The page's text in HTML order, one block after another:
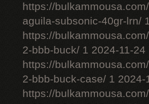
https://
aguila-subsonic-40gr-lrn/
https://
2-bbb-buck/ 1 2024-11-
https://
2-bbb-buck-case/ 1
https://